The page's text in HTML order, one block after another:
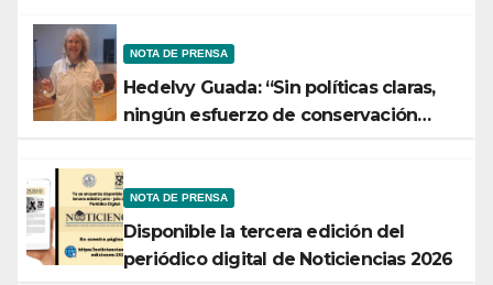
NOTA DE PRENSA
Hedelvy Guada: “Sin políticas claras,
ningún esfuerzo de conservación
NOTA DE PRENSA
Disponible la tercera edición del
periódico digital de Noticiencias 2026